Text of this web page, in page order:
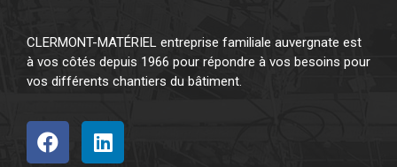
CLERMONT-MATÉRIEL entreprise familiale auvergnate est
à vos côtés depuis 1966 pour répondre à vos besoins pour
vos différents chantiers du bâtiment.